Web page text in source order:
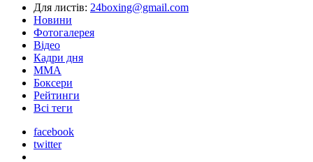
Для листів: 24boxing@gmail.com
Новини
Фотогалерея
Відео
Кадри дня
ММА
Боксери
Рейтинги
Всі теги
facebook
twitter